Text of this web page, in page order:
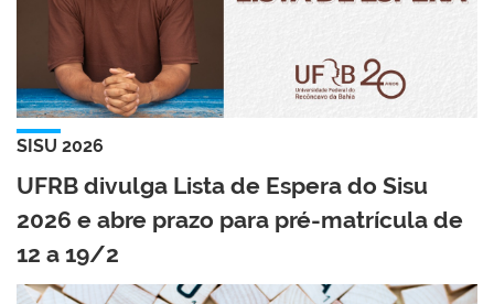
SISU 2026
UFRB divulga Lista de Espera do Sisu
2026 e abre prazo para pré-matrícula de
12 a 19/2